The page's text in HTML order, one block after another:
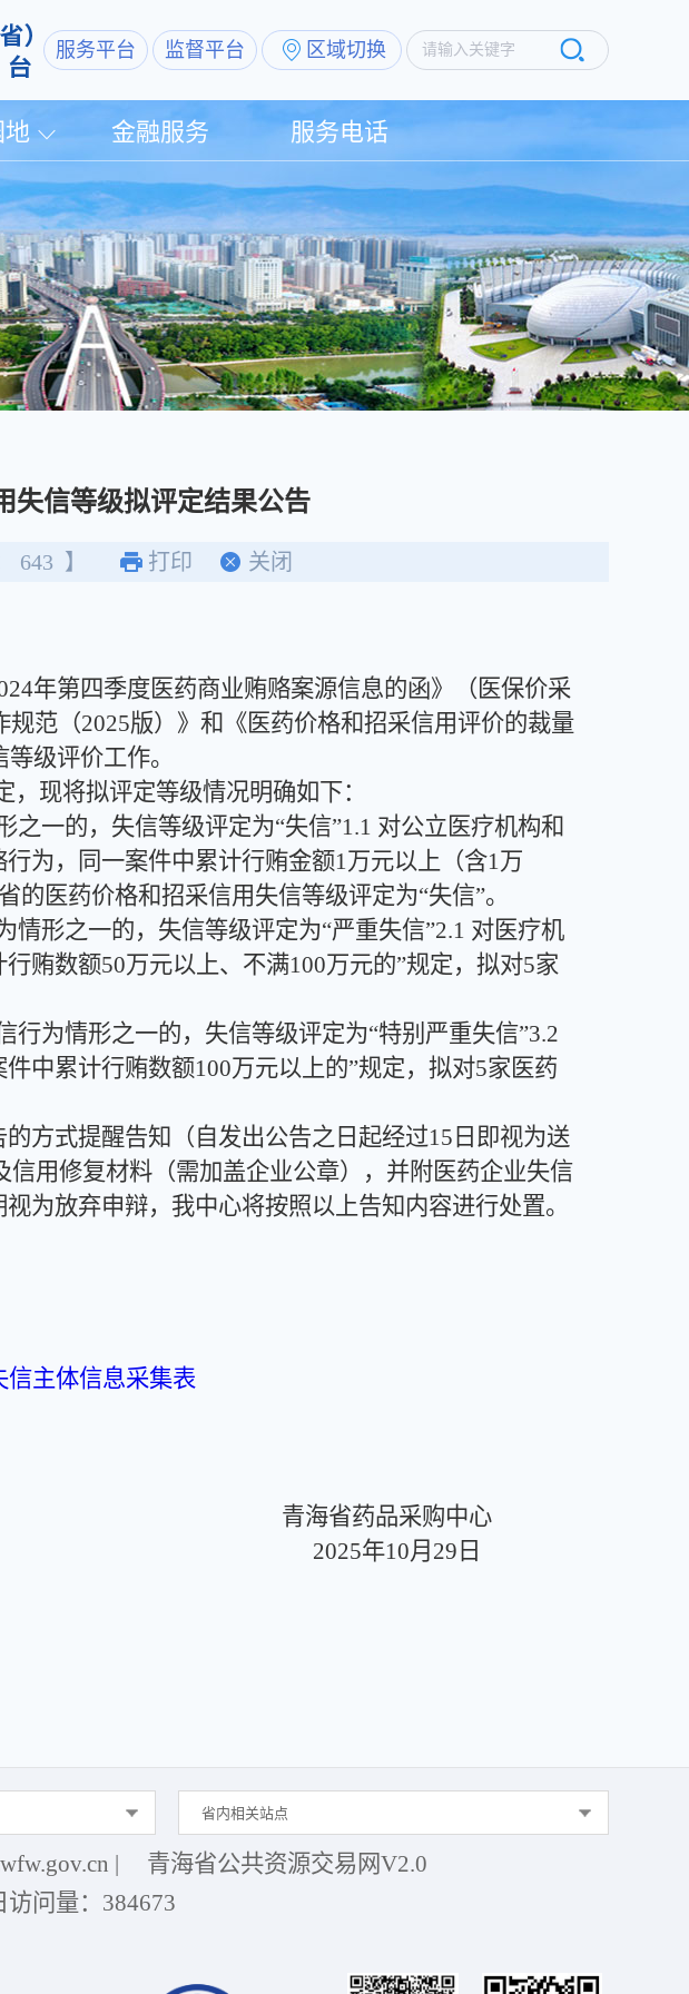
服务平台 监督平台 区域切换 请输入关键字
地 金融服务 服务电话
失信等级拟评定结果公告
643 】 打印 关闭
年第四季度医药商业贿赂案源信息的函》（医保价采
范（2025版）》和《医药价格和招采信用评价的裁量
级评价工作。
现将拟评定等级情况明确如下：
一的，失信等级评定为“失信”1.1 对公立医疗机构和
为，同一案件中累计行贿金额1万元以上（含1万
医药价格和招采信用失信等级评定为“失信”。
形之一的，失信等级评定为“严重失信”2.1 对医疗机
贿数额50万元以上、不满100万元的”规定，拟对5家
为情形之一的，失信等级评定为“特别严重失信”3.2
中累计行贿数额100万元以上的”规定，拟对5家医药
式提醒告知（自发出公告之日起经过15日即视为送
用修复材料（需加盖企业公章），并附医药企业失信
为放弃申辩，我中心将按照以上告知内容进行处置。
信主体信息采集表
青海省药品采购中心
2025年10月29日
省内相关站点
|
青海省公共资源交易网V2.0
问量： 384673